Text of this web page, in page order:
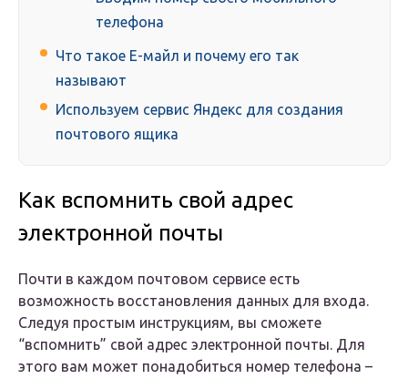
телефона
Что такое Е-майл и почему его так
называют
Используем сервис Яндекс для создания
почтового ящика
Как вспомнить свой адрес
электронной почты
Почти в каждом почтовом сервисе есть
возможность восстановления данных для входа.
Следуя простым инструкциям, вы сможете
“вспомнить” свой адрес электронной почты. Для
этого вам может понадобиться номер телефона –